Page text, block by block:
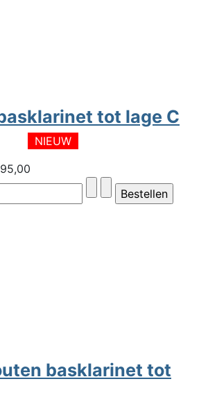
tot lage C
NIEUW
basklarinet tot